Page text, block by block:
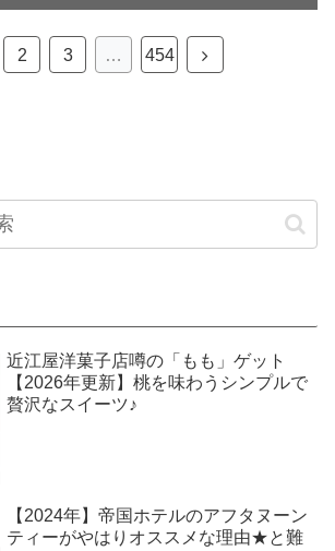
2 3 … 454
次
近江屋洋菓子店噂の「もも」ゲット
【2026年更新】桃を味わうシンプルで
贅沢なスイーツ♪
【2024年】帝国ホテルのアフタヌーン
ティーがやはりオススメな理由★と難